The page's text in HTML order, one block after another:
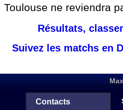
Toulouse ne reviendra
Résultats,
Suivez les matchs en
Contacts